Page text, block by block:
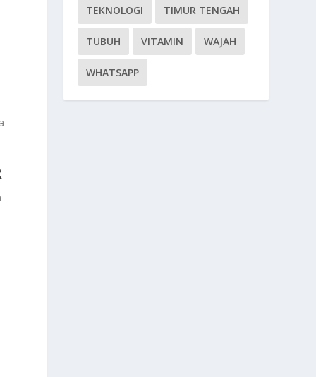
TEKNOLOGI TIMUR TENGAH
TUBUH VITAMIN WAJAH
WHATSAPP